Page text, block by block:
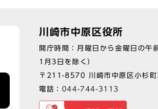
川崎市中原区役所
開庁時間：月曜日から金曜日の
1月3日を除く）
〒211-8570 川崎市中原区小杉
電話： 044-744-3113